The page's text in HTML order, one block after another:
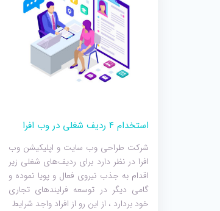
استخدام ۴ ردیف شغلی در وب افرا
شرکت طراحی وب سایت و اپلیکیشن وب
افرا در نظر دارد برای ردیف‌های شغلی زیر
اقدام به جذب نیروی فعال و پویا نموده و
گامی دیگر در توسعه فرایندهای تجاری
خود بردارد ، از این رو از افراد واجد شرایط